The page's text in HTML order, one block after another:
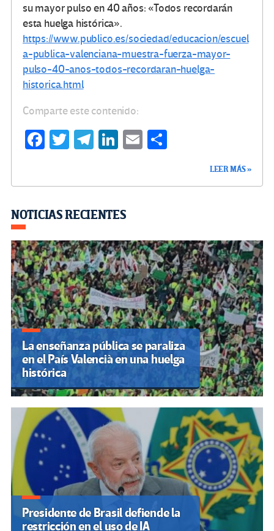
su mayor pulso en 40 años: «Todos recordarán
esta huelga histórica».
https://www.publico.es/sociedad/educacion/escuel
a-publica-valenciana-muestra-fuerza-mayor-
pulso-40-anos-todos-recordaran-huelga-
historica.html
Comparte este contenido:
Fa
o
k
T
Te
m
Li
n
E
tir
LEER MÁS »
NOTICIAS RECIENTES
La enseñanza pública se paraliza
en el País Valencià en una huelga
histórica
Presidente de Brasil defiende la
restricción en el uso de IA